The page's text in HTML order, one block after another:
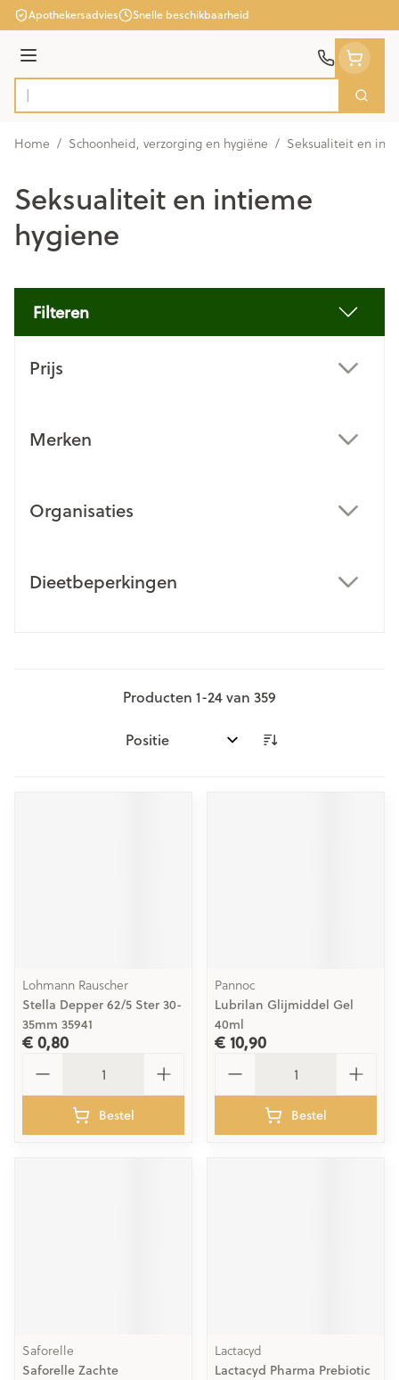
Ga naar de inhoud
Apothekersadvies Snelle beschikbaarheid
Menu
Product, merk, categorie... Zoek
Home / Schoonheid, verzorging en hygiëne / Seksualiteit en
Seksualiteit en intieme
hygiene
Filteren
Prijs
Merken
Organisaties
Dieetbeperkingen
Producten 1-24van 359
Sorteer op:
Lohmann Rauscher
Stella Depper 62/5 Ster 30-
35mm 35941
€ 0,80
Bestel
Pannoc
Lubrilan Glijmiddel Gel
40ml
€ 10,90
Bestel
Saforelle
Saforelle Zachte
Lactacyd
Lactacyd Pharma Prebiotic